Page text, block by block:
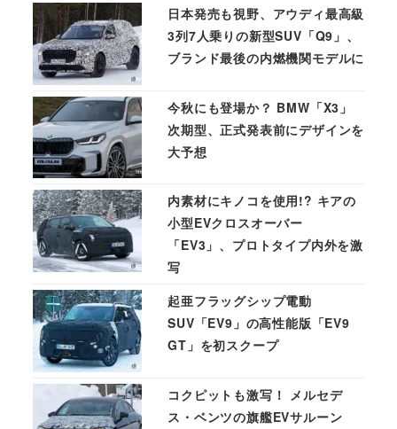
日本発売も視野、アウディ最高級
3列7人乗りの新型SUV「Q9」、
ブランド最後の内燃機関モデルに
今秋にも登場か？ BMW「X3」
次期型、正式発表前にデザインを
大予想
内素材にキノコを使用!? キアの
小型EVクロスオーバー
「EV3」、プロトタイプ内外を激
写
起亜フラッグシップ電動
SUV「EV9」の高性能版「EV9
GT」を初スクープ
コクピットも激写！ メルセデ
ス・ベンツの旗艦EVサルーン